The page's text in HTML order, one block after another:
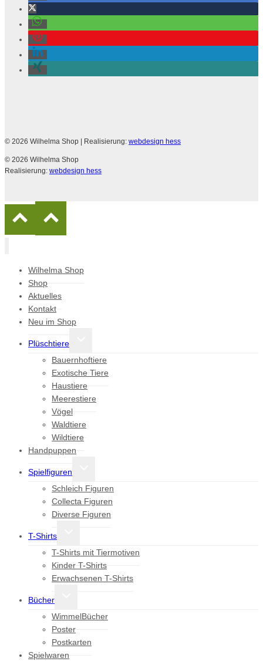
© 2026 Wilhelma Shop | Realisierung: webdesign hess
© 2026 Wilhelma Shop
Realisierung: webdesign hess
Wilhelma Shop
Shop
Aktuelles
Kontakt
Neu im Shop
Plüschtiere
Bauernhoftiere
Exotische Tiere
Haustiere
Meerestiere
Vögel
Waldtiere
Wildtiere
Handpuppen
Spielfiguren
Schleich Figuren
Collecta Figuren
Diverse Figuren
T-Shirts
T-Shirts mit Tiermotiven
Kinder T-Shirts
Erwachsenen T-Shirts
Bücher
WimmelBücher
Poster
Postkarten
Spielwaren